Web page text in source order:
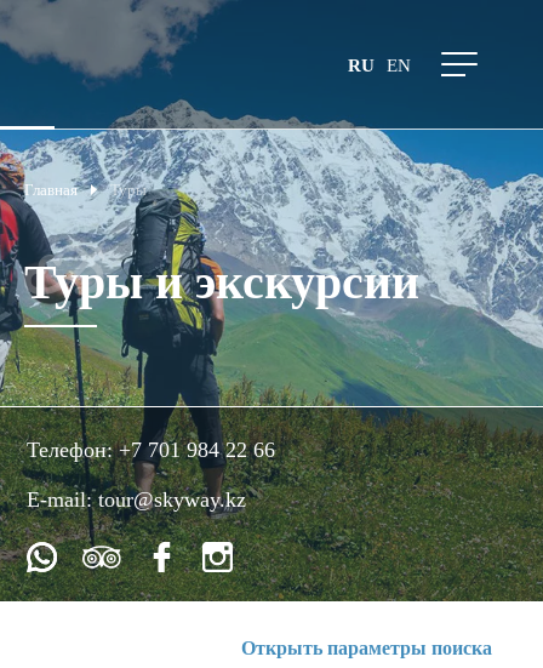
RU EN
Главная Туры
Туры и экскурсии
Телефон:+7 701 984 22 66
E-mail:tour@skyway.kz
Открыть параметры поиска